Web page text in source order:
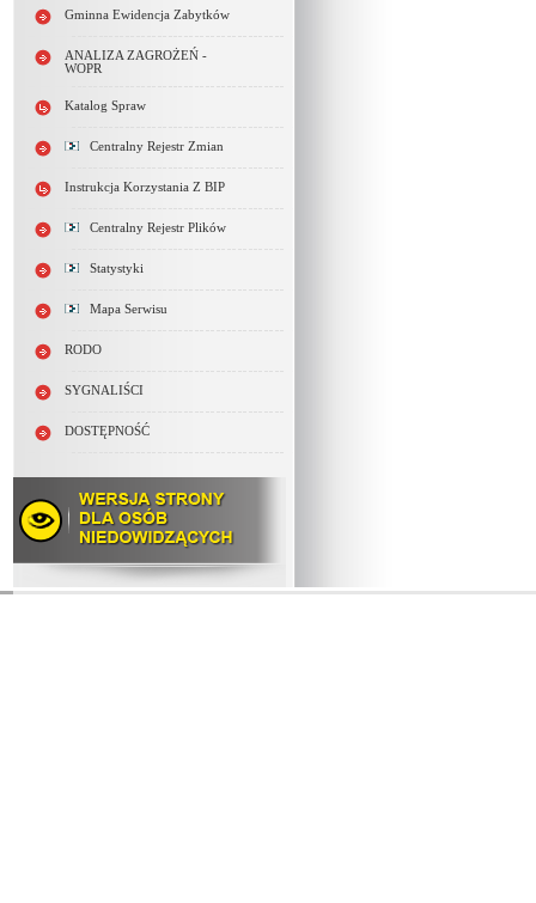
Gminna Ewidencja Zabytków
ANALIZA ZAGROŻEŃ -
WOPR
Katalog Spraw
Centralny Rejestr Zmian
Instrukcja Korzystania Z BIP
Centralny Rejestr Plików
Statystyki
Mapa Serwisu
RODO
SYGNALIŚCI
DOSTĘPNOŚĆ